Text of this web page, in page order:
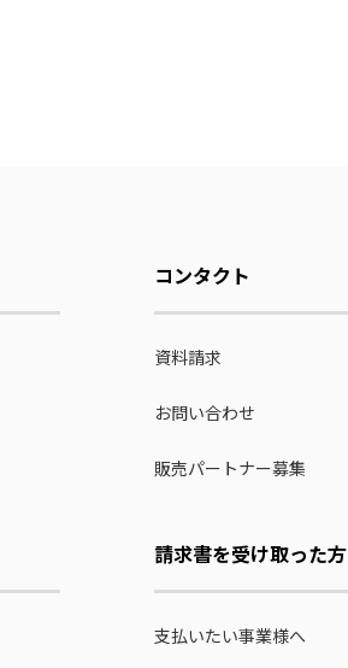
コンタクト
資料請求
お問い合わせ
販売パートナー募集
請求書を受け取った方
支払いたい事業様へ